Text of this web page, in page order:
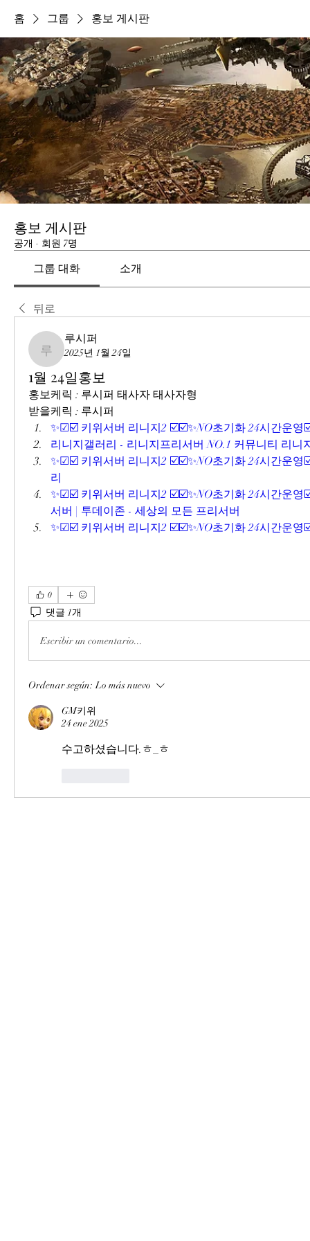
홈 그룹 홍보 게시판
홍보 게시판
공개 · 회원 7명
그룹 대화 소개
뒤로
루시퍼
루시퍼
2025년 1월 24일
1월 24일홍보
홍보케릭 : 루시퍼 태사자 태사자형
받을케릭 : 루시퍼
✨☑☑️ 키위서버 리니지2 ☑️☑️✨NO초기화 24시간운
리니지갤러리 - 리니지프리서버 NO.1 커뮤니티 리니
✨☑☑️ 키위서버 리니지2 ☑️☑️✨NO초기화 24시간운영
리
✨☑☑️ 키위서버 리니지2 ☑️☑️✨NO초기화 24시간운영
서버 | 투데이존 - 세상의 모든 프리서버
✨☑☑️ 키위서버 리니지2 ☑️☑️✨NO초기화 24시간운
0
댓글 1개
Escribir un comentario...
Ordenar según: Lo más nuevo
GM키위
24 ene 2025
수고하셨습니다.ㅎ_ㅎ